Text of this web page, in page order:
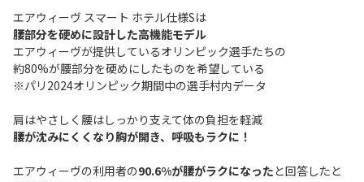
エアウィーヴ スマート ホテル仕様Sは
腰部分を硬めに設計した高機能モデル
エアウィーヴが提供しているオリンピック選手たちの
約80%が腰部分を硬めにしたものを希望している
※パリ2024オリンピック期間中の選手村内データ
肩はやさしく腰はしっかり支えて体の負担を軽減
腰が沈みにくくなり胸が開き、呼吸もラクに！
エアウィーヴの利用者の90.6%が腰がラクになったと回答したと